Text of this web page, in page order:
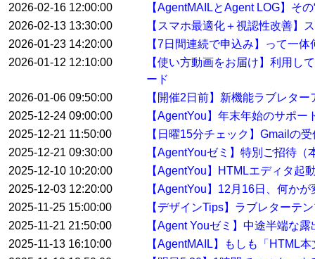
2026-02-16 12:00:00
【AgentMAILとAgent LOG】そ
2026-02-13 13:30:00
【スマホ最適化＋視認性改善】
2026-01-23 14:20:00
【7日間連続で申込み】って一
2026-01-12 12:10:00
【使い方動画をお届け】利用し
ード
2026-01-06 09:50:00
【開催2日前】新機能ラブレタ
2025-12-24 09:00:00
【AgentYou】年末年始のサポー
2025-12-21 11:50:00
【日曜15分チェック】Gmailの
2025-12-21 09:30:00
【AgentYouゼミ】特別ご招待
2025-12-10 10:20:00
【AgentYou】HTMLエディタ起
2025-12-03 12:20:00
【AgentYou】12月16日、何か
2025-11-25 15:00:00
【デザインTips】ラブレターテ
2025-11-21 21:50:00
【Agent Youゼミ】中途半端な
2025-11-13 16:10:00
【AgentMAIL】もしも「HTML